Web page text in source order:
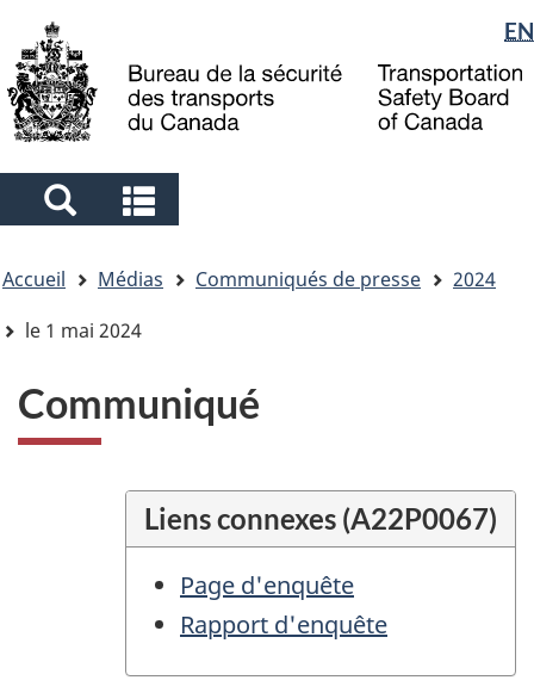
to
main
to
"About
government"
à
la
Sélection
de
la
langue
EN
Search
and
menus
and
menus
êtes
ici
Accueil Médias Communiqués de presse
2024
le 1 mai 2024
Communiqué
Liens connexes (A22P0067)
Page d'enquête
Rapport d'enquête